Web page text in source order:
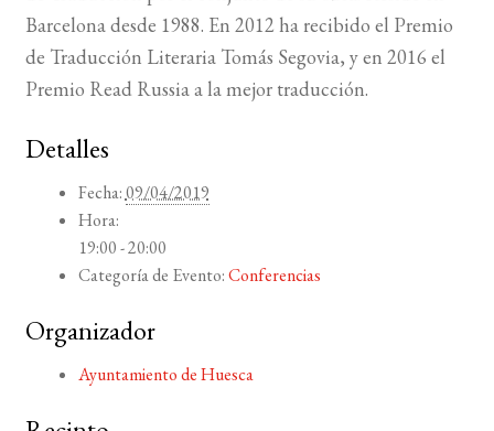
Barcelona desde 1988. En 2012 ha recibido el Premio
de Traducción Literaria Tomás Segovia, y en 2016 el
Premio Read Russia a la mejor traducción.
Detalles
Fecha:09/04/2019
Hora:
19:00 - 20:00
Categoría de Evento:Conferencias
Organizador
Ayuntamiento de Huesca